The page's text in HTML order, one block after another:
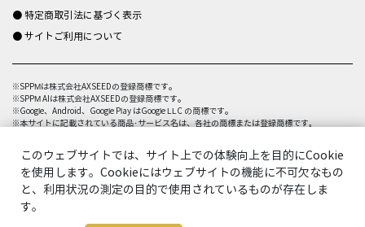
● 特定商取引法に基づく表示
● サイトご利用について
※SPPMは株式会社AXSEEDの登録商標です。
※SPPM AIは株式会社AXSEEDの登録商標です。
※Google、Android、Google Play はGoogle LLC の商標です。
※本サイトに記載されている商品･サービス名は、各社の商標または登録商標です｡
このウェブサイトでは、サイト上での体験向上を目的にCookie
を使用します。Cookieにはウェブサイトの機能に不可欠なもの
と、利用状況の測定の目的で使用されているものが存在しま
す。